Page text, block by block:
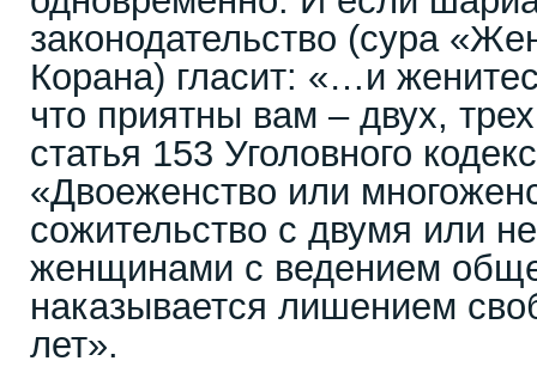
законодательство (сура
Корана) гласит: «…и
что приятны вам – двух,
статья 153 Уголовного
«Двоеженство или
сожительство с двумя или
женщинами с ведением
наказывается лишением
лет».